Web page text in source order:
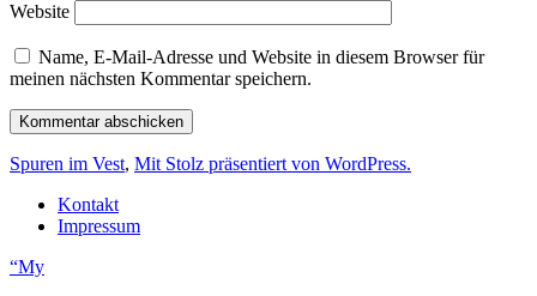
Website
Name, E-Mail-Adresse und Website in diesem Browser für
meinen nächsten Kommentar speichern.
Spuren im Vest, Mit Stolz präsentiert von WordPress.
Kontakt
Impressum
“My